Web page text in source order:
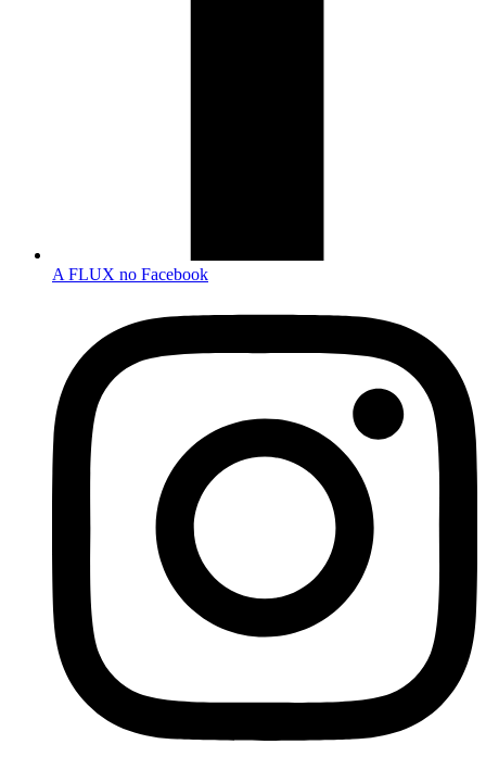
A FLUX no Facebook